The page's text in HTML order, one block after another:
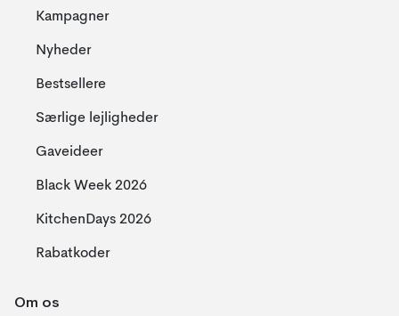
Kampagner
Nyheder
Bestsellere
Særlige lejligheder
Gaveideer
Black Week 2026
KitchenDays 2026
Rabatkoder
Om os